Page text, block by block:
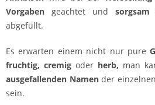
Vorgaben geachtet und sorgsam
abgefüllt.
Es erwarten einem nicht nur pure
fruchtig, cremig oder herb, man
ausgefallenden Namender einzelnen
sein.